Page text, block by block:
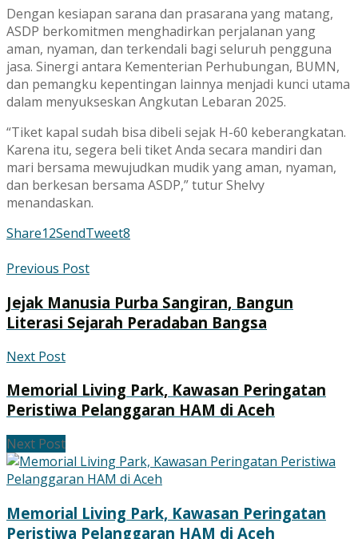
Dengan kesiapan sarana dan prasarana yang matang,
ASDP berkomitmen menghadirkan perjalanan yang
aman, nyaman, dan terkendali bagi seluruh pengguna
jasa. Sinergi antara Kementerian Perhubungan, BUMN,
dan pemangku kepentingan lainnya menjadi kunci utama
dalam menyukseskan Angkutan Lebaran 2025.
“Tiket kapal sudah bisa dibeli sejak H-60 keberangkatan.
Karena itu, segera beli tiket Anda secara mandiri dan
mari bersama mewujudkan mudik yang aman, nyaman,
dan berkesan bersama ASDP,” tutur Shelvy
menandaskan.
Share12SendTweet8
Previous Post
Jejak Manusia Purba Sangiran, Bangun
Literasi Sejarah Peradaban Bangsa
Next Post
Memorial Living Park, Kawasan Peringatan
Peristiwa Pelanggaran HAM di Aceh
Next Post
Memorial Living Park, Kawasan Peringatan
Peristiwa Pelanggaran HAM di Aceh